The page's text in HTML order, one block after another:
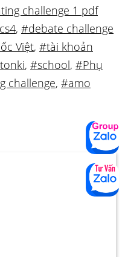
challenge 1 pdf
, #debate challenge
Việt, #tài khoản
, #school, #Phụ
challenge, #amo